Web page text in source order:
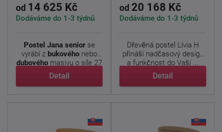
od 14 625 Kč
Dodáváme do 1-3 týdnů
Postel Jana senior se
vyrábí z bukového nebo
dubového masivu o síle 27
...
Detail
od 20 168 Kč
Dodáváme do 1-3 týdnů
Dřevěná postel Lívia H
přináší nadčasový design
a funkčnost do Vaší ...
Detail